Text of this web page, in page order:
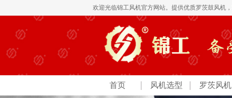
欢迎光临锦工风机官方网站。提供优质罗茨鼓风机 ，
首页 风机选型 罗茨风机